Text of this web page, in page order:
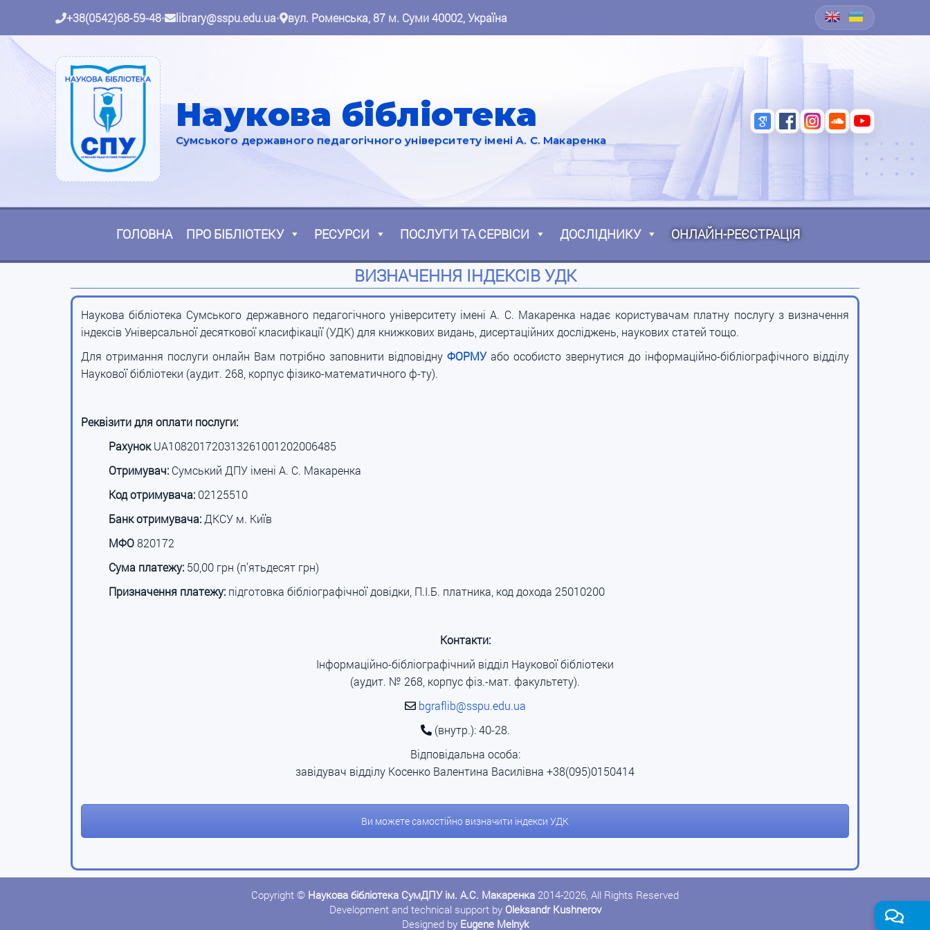
+38(0542)68-59-48• library@sspu.edu.ua• вул. Роменська, 87 м. Суми 40002, Україна
Наукова бібліотека
Сумського державного педагогічного університету імені А. С. Макаренка
ГОЛОВНА ПРО БІБЛІОТЕКУ РЕСУРСИ ПОСЛУГИ ТА СЕРВІСИ ДОСЛІДНИКУ ОНЛАЙН-РЕЄСТРАЦІЯ
ВИЗНАЧЕННЯ ІНДЕКСІВ УДК
Наукова бібліотека Сумського державного педагогічного університету імені А. С. Макаренка надає користувачам платну послугу з визначення
індексів Універсальної десяткової класифікації (УДК) для книжкових видань, дисертаційних досліджень, наукових статей тощо.
Для отримання послуги онлайн Вам потрібно заповнити відповідну ФОРМУабо особисто звернутися до інформаційно-бібліографічного відділу
Наукової бібліотеки (аудит. 268, корпус фізико-математичного ф-ту).
Реквізити для оплати послуги:
РахунокUA108201720313261001202006485
Отримувач: Сумський ДПУ імені А. С. Макаренка
Код отримувача: 02125510
Банк отримувача: ДКСУ м. Київ
МФО820172
Сума платежу: 50,00 грн (п’ятьдесят грн)
Призначення платежу: підготовка бібліографічної довідки, П.І.Б. платника, код дохода 25010200
Контакти:
Інформаційно-бібліографічний відділ Наукової бібліотеки
(аудит. № 268, корпус фіз.-мат. факультету).
bgraflib@sspu.edu.ua
(внутр.): 40-28.
Відповідальна особа:
завідувач відділу Косенко Валентина Василівна +38(095)0150414
Ви можете самостійно визначити індекси УДК
Copyright © Наукова бібліотека СумДПУ ім. А.С. Макаренка 2014-2026, All Rights Reserved
Development and technical support by Oleksandr Kushnerov
Designed by Eugene Melnyk